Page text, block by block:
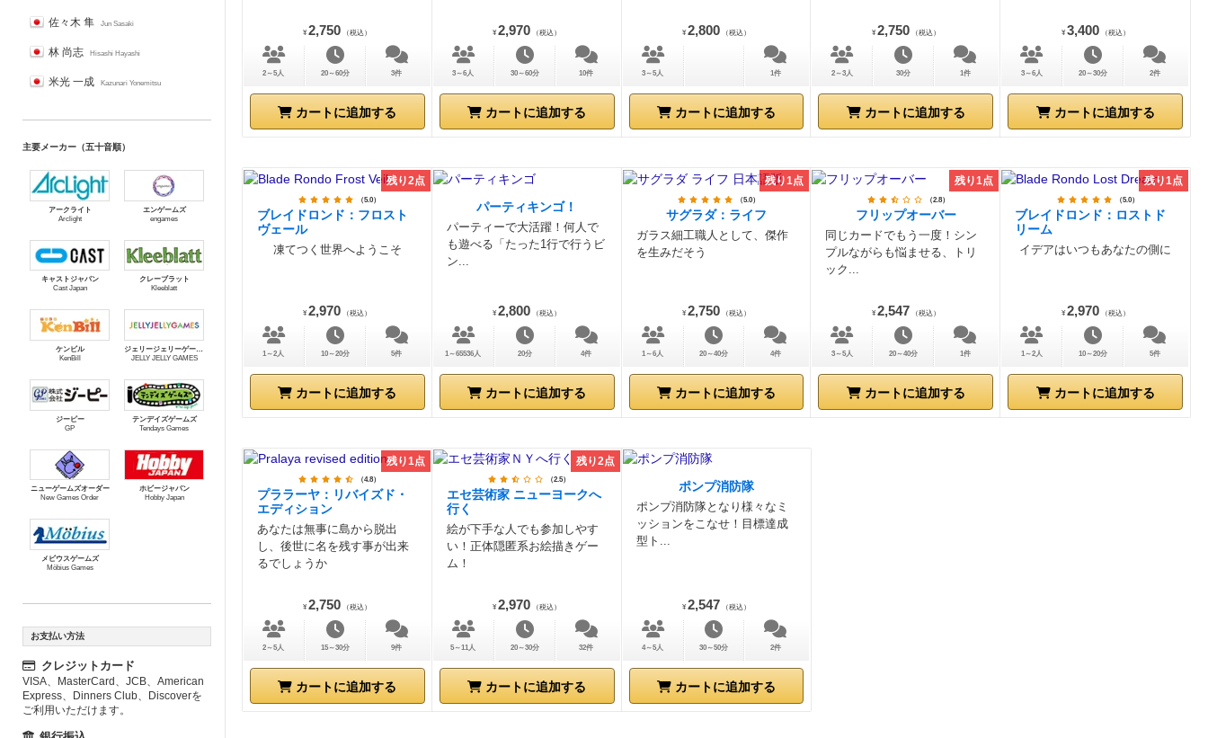
¥ 2,750 （税込）
2～5人 20～60分 3件
カートに追加する
¥ 2,970 （税込）
3～6人 30～60分 10件
カートに追加する
¥ 2,800 （税込）
3～5人 1件
カートに追加する
¥ 2,750 （税込）
2～3人 30分 1件
カートに追加する
¥ 3,400 （税込）
3～6人 20～30分 2件
カートに追加する
残り2点
（5.0）
ブレイドロンド：フロスト
ヴェール
凍てつく世界へようこそ
¥ 2,970 （税込）
1～2人 10～20分 5件
カートに追加する
パーティキンゴ！
パーティーで大活躍！何人で
も遊べる「たった1行で行うビ
ン...
¥ 2,800 （税込）
1～65536人 20分 4件
カートに追加する
残り1点
（5.0）
サグラダ：ライフ
ガラス細工職人として、傑作
を生みだそう
¥ 2,750 （税込）
1～6人 20～40分 4件
カートに追加する
残り1点
（2.8）
フリップオーバー
同じカードでもう一度！シン
プルながらも悩ませる、トリ
ック...
¥ 2,547 （税込）
3～5人 20～40分 1件
カートに追加する
残り1点
（5.0）
ブレイドロンド：ロストド
リーム
イデアはいつもあなたの側に
¥ 2,970 （税込）
1～2人 10～20分 5件
カートに追加する
残り1点
（4.8）
プララーヤ：リバイズド・
エディション
あなたは無事に島から脱出
し、後世に名を残す事が出来
るでしょうか
¥ 2,750 （税込）
2～5人 15～30分 9件
カートに追加する
残り2点
（2.5）
エセ芸術家 ニューヨークへ
行く
絵が下手な人でも参加しやす
い！正体隠匿系お絵描きゲー
ム！
¥ 2,970 （税込）
5～11人 20～30分 32件
カートに追加する
ポンプ消防隊
ポンプ消防隊となり様々なミ
ッションをこなせ！目標達成
型ト...
¥ 2,547 （税込）
4～5人 30～50分 2件
カートに追加する
佐々木 隼 Jun Sasaki
林 尚志 Hisashi Hayashi
米光 一成 Kazunari Yonemitsu
主要メーカー（五十音順）
アークライト
Arclight
エンゲームズ
engames
キャストジャパン
Cast Japan
クレーブラット
Kleeblatt
ケンビル
KenBill
ジェリージェリーゲームズ
JELLY JELLY GAMES
ジーピー
GP
テンデイズゲームズ
Tendays Games
ニューゲームズオーダー
New Games Order
ホビージャパン
Hobby Japan
メビウスゲームズ
Möbius Games
お支払い方法
クレジットカード
VISA、MasterCard、JCB、American
Express、Dinners Club、Discoverを
ご利用いただけます。